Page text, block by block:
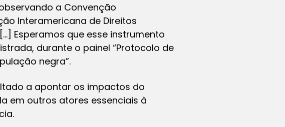
a Convenção
Interamericana de Direitos
Esperamos que esse instrumento
durante o painel “Protocolo de
negra”.
a apontar os impactos do
em outros atores essenciais à